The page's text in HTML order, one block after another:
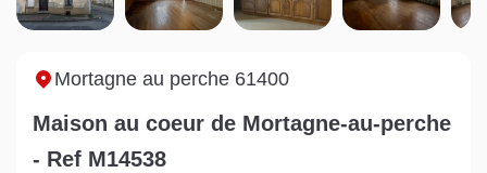
Sarthe pour booster sa
vente
quelles sont les
conséquences ?
Mortagne au perche 61400
Maison au coeur de Mortagne-au-perche
- Ref M14538